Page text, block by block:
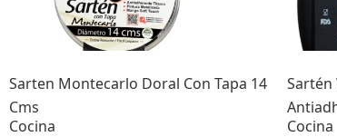
Sarten Montecarlo Doral Con Tapa 14
Cms
Cocina
Sartén
Cocina